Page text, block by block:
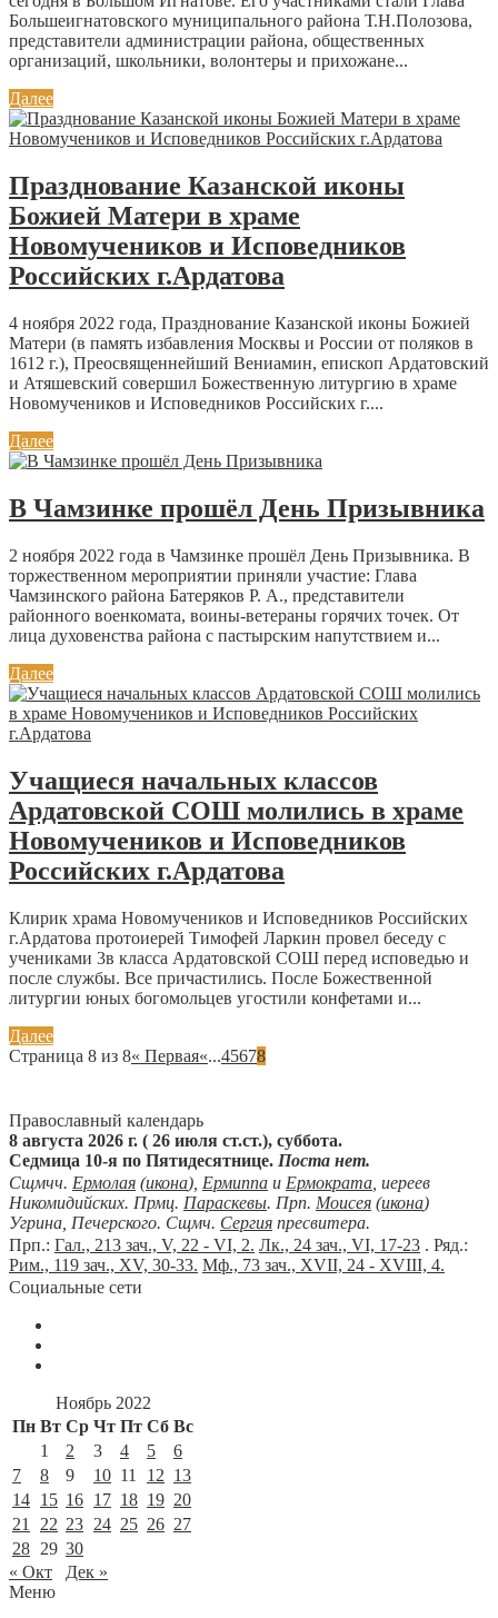
Большеигнатовского муниципального района Т.Н.Полозова,
представители администрации района, общественных
организаций, школьники, волонтеры и прихожане...
Далее
Празднование Казанской иконы
Божией Матери в храме
Новомучеников и Исповедников
Российских г.Ардатова
4 ноября 2022 года, Празднование Казанской иконы Божией
Матери (в память избавления Москвы и России от поляков в
1612 г.), Преосвященнейший Вениамин, епископ Ардатовский
и Атяшевский совершил Божественную литургию в храме
Новомучеников и Исповедников Российских г....
Далее
В Чамзинке прошёл День Призывника
2 ноября 2022 года в Чамзинке прошёл День Призывника. В
торжественном мероприятии приняли участие: Глава
Чамзинского района Батеряков Р. А., представители
районного военкомата, воины-ветераны горячих точек. От
лица духовенства района с пастырским напутствием и...
Далее
Учащиеся начальных классов
Ардатовской СОШ молились в храме
Новомучеников и Исповедников
Российских г.Ардатова
Клирик храма Новомучеников и Исповедников Российских
г.Ардатова протоиерей Тимофей Ларкин провел беседу с
учениками 3в класса Ардатовской СОШ перед исповедью и
после службы. Все причастились. После Божественной
литургии юных богомольцев угостили конфетами и...
Далее
Страница 8 из 8« Первая«...45678
Православный календарь
8 августа 2026 г. ( 26 июля ст.ст.), суббота.
Седмица 10-я по Пятидесятнице. Поста нет.
Сщмчч. Ермолая (икона), Ермиппа и Ермократа , иереев
Никомидийских. Прмц. Параскевы. Прп. Моисея (икона)
Угрина, Печерского. Сщмч. Сергия пресвитера.
Прп.: Гал., 213 зач., V, 22 - VI, 2. Лк., 24 зач., VI, 17-23 . Ряд.:
Рим., 119 зач., XV, 30-33. Мф., 73 зач., XVII, 24 - XVIII, 4.
Социальные сети
Ноябрь 2022
Пн Вт Ср Чт Пт Сб Вс
1
2 3 4 5
6
7
8 9 10 11 12 13
14 15 16 17 18 19 20
21
22 23 24 25 26 27
28 29 30
« Окт
Дек »
Меню